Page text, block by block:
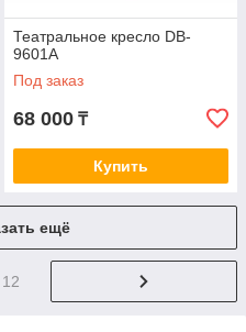
Театральное кресло DB-
9601A
Под заказ
68 000 ₸
Купить
ещё